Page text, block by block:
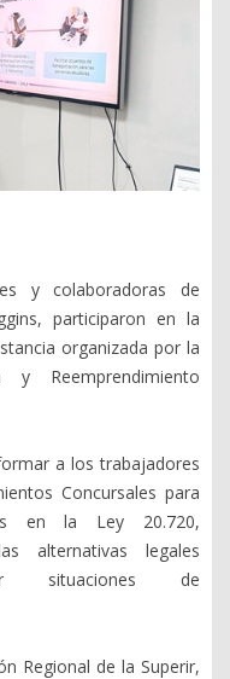
y colaboradoras de
participaron en la
organizada por la
y Reemprendimiento
a los trabajadores
Concursales para
en la Ley 20.720,
alternativas legales
situaciones de
Regional de la Superir,